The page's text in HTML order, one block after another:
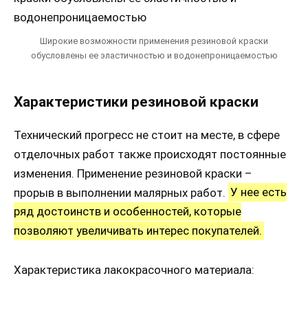
Широкие возможности применения резиновой краски
обусловлены ее эластичностью и водонепроницаемостью
Характеристики резиновой краски
Технический прогресс не стоит на месте, в сфере
отделочных работ также происходят постоянные
изменения. Применение резиновой краски –
прорыв в выполнении малярных работ. У нее есть
ряд достоинств и особенностей, которые
позволяют увеличивать интерес покупателей.
Характеристика лакокрасочного материала: